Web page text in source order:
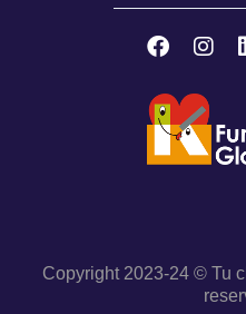
Copyright 2023-24 © Tu